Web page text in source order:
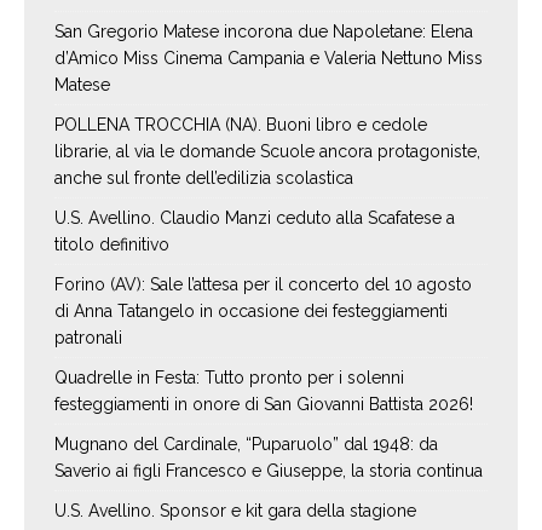
San Gregorio Matese incorona due Napoletane: Elena
d’Amico Miss Cinema Campania e Valeria Nettuno Miss
Matese
POLLENA TROCCHIA (NA). Buoni libro e cedole
librarie, al via le domande Scuole ancora protagoniste,
anche sul fronte dell’edilizia scolastica
U.S. Avellino. Claudio Manzi ceduto alla Scafatese a
titolo definitivo
Forino (AV): Sale l’attesa per il concerto del 10 agosto
di Anna Tatangelo in occasione dei festeggiamenti
patronali
Quadrelle in Festa: Tutto pronto per i solenni
festeggiamenti in onore di San Giovanni Battista 2026!
Mugnano del Cardinale, “Puparuolo” dal 1948: da
Saverio ai figli Francesco e Giuseppe, la storia continua
U.S. Avellino. Sponsor e kit gara della stagione